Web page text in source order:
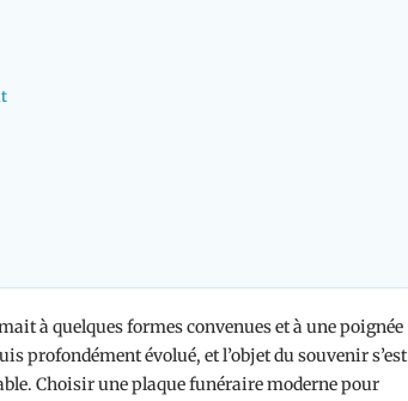
à quelques formes convenues et à une poignée
profondément évolué, et l’objet du souvenir s’est
Choisir une plaque funéraire moderne pour